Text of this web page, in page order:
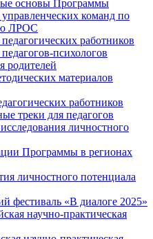
основы Программы
команд по
ЛРОС
работников
психологов
родителей
материалов
работников
треки для педагогов
личностного
Программы в регионах
личностного потенциала
фестиваль «В диалоге 2025»
научно-практическая